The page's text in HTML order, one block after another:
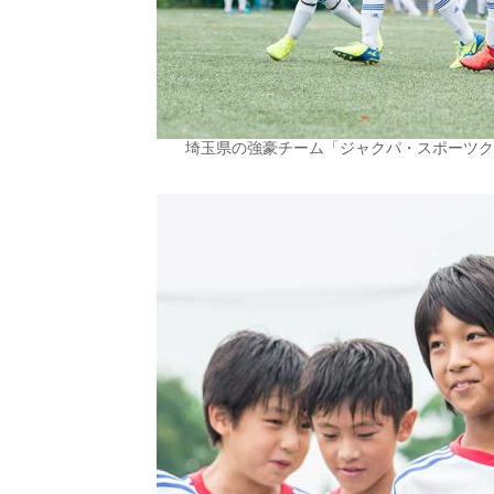
埼玉県の強豪チーム「ジャクパ・スポーツ